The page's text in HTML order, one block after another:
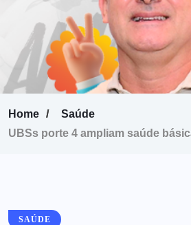
Home
Saúde
UBSs porte 4 ampliam saúde
SAÚDE